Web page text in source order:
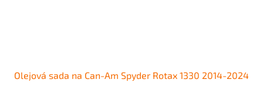
Olejová sada na Can-Am Spyder Rotax 1330 2014-2024